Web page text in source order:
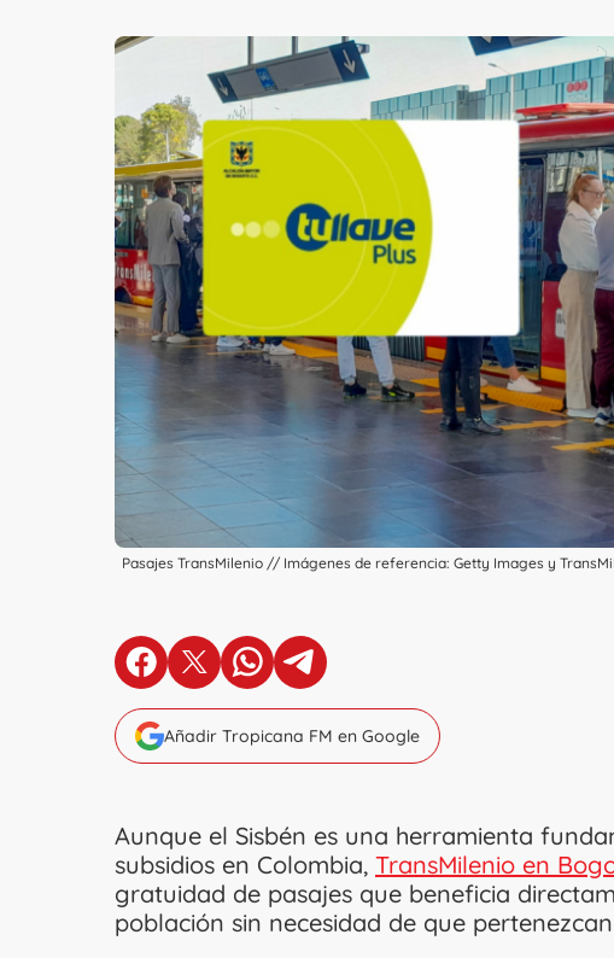
Pasajes TransMilenio // Imágenes de referencia: Getty Images y
en Facebook
en X en Whatsapp
en Telegram
Añadir Tropicana FM en Google
Aunque el Sisbén es una herramienta
subsidios en Colombia, TransMilenio en
gratuidad de pasajes que beneficia
población sin necesidad de que